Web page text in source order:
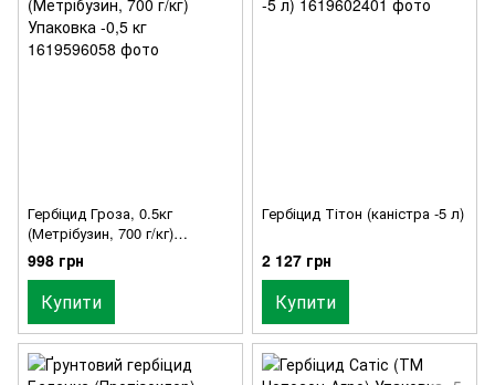
Гербіцид Гроза, 0.5кг
(Метрібузин, 700 г/кг)
Упаковка -0,5 кг
998 грн
Купити
Гербіцид Тітон (каністра -5 л)
2 127 грн
Купити